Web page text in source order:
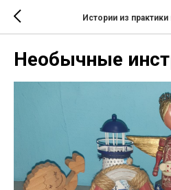
Истории из практики
Необычные